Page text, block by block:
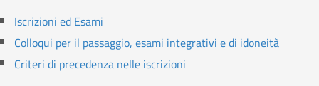
Iscrizioni ed Esami
Colloqui per il passaggio, esami integrativi e di idoneità
Criteri di precedenza nelle iscrizioni